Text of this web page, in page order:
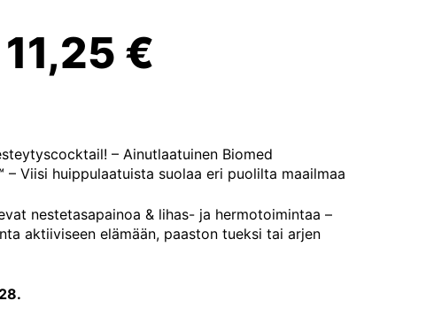
Alkuperäinen
oli:
14,99 €.
11,25 €
on:
11,25 €.
– Ainutlaatuinen Biomed
– Viisi huippulaatuista suolaa eri puolilta maailmaa
nestetasapainoa & lihas- ja hermotoimintaa –
aktiiviseen elämään, paaston tueksi tai arjen